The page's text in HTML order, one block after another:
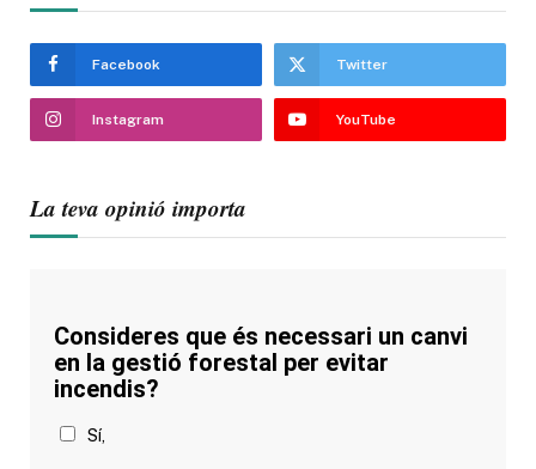
Facebook Twitter
Instagram YouTube
La teva opinió importa
Consideres que és necessari un canvi
en la gestió forestal per evitar
incendis?
Sí,